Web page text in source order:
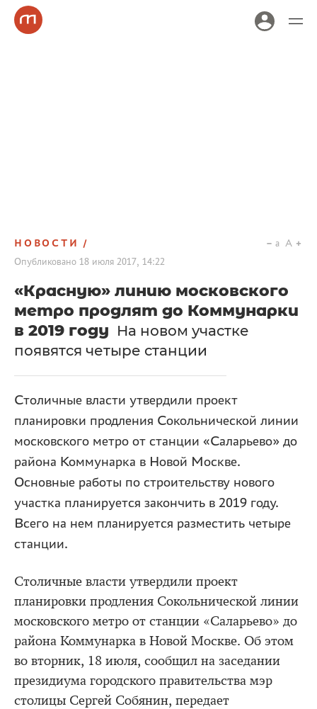
НОВОСТИ
Опубликовано 18 июля 2017, 14:22
a A
«Красную» линию московского
метро продлят до Коммунарки
в 2019 году На новом участке
появятся четыре станции
Столичные власти утвердили проект
планировки продления Сокольнической линии
московского метро от станции «Саларьево» до
района Коммунарка в Новой Москве.
Основные работы по строительству нового
участка планируется закончить в 2019 году.
Всего на нем планируется разместить четыре
станции.
Столичные власти утвердили проект
планировки продления Сокольнической линии
московского метро от станции «Саларьево» до
района Коммунарка в Новой Москве. Об этом
во вторник, 18 июля, сообщил на заседании
президиума городского правительства мэр
столицы Сергей Собянин, передает